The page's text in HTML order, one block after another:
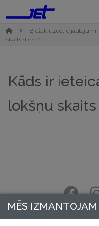
Biežāk uzdotie jautājumi
skaits dienā?
Kāds ir
lokšņu skaits
MĒS